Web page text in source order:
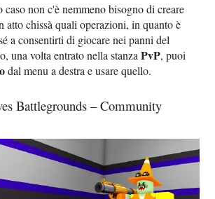
caso non c'è nemmeno bisogno di creare
atto chissà quali operazioni, in quanto è
a consentirti di giocare nei panni del
una volta entrato nella stanzaPvP, puoi
dal menu a destra e usare quello.
Battlegrounds – Community